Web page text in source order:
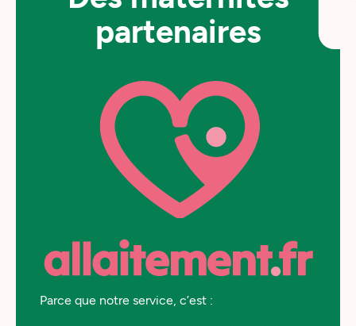
partenaires
Parce que notre service, c’est :